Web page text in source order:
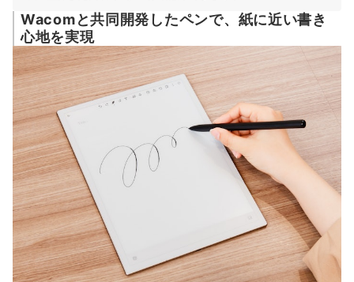
Wacomと共同開発したペンで、紙に近い書き
心地を実現